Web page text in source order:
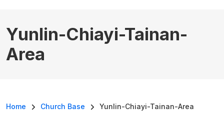
Yunlin-Chiayi-Tainan-
Area
Breadcrumb
Home Church Base Yunlin-Chiayi-Tainan-Area